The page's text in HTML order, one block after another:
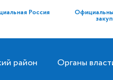
Россия
район Органы